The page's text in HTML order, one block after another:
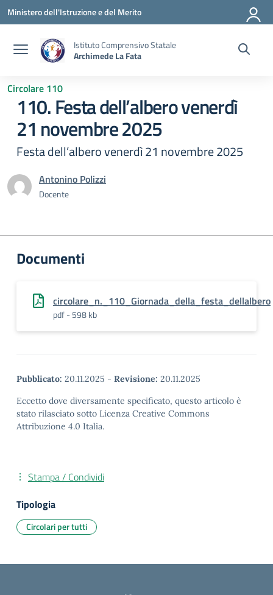
Vai ai contenuti
Vai al menu di navigazione
Vai al footer
Ministero dell'Istruzione e del Merito
Istituto Comprensivo Statale
Archimede La Fata
Circolare 110
110. Festa dell’albero venerdì
21 novembre 2025
Festa dell’albero venerdì 21 novembre 2025
Antonino Polizzi
Docente
Documenti
circolare_n._110_Giornada_della_festa_dellalbero
pdf - 598 kb
Pubblicato: 20.11.2025 - Revisione: 20.11.2025
Eccetto dove diversamente specificato, questo articolo è
stato rilasciato sotto Licenza Creative Commons
Attribuzione 4.0 Italia.
Stampa / Condividi
Tipologia
Circolari per tutti